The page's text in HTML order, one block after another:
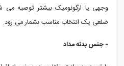
ضلعی یک انتخاب مناسب بشمار می رود.
- جنس بدنه مداد